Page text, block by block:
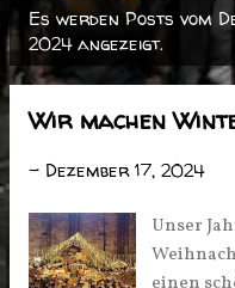
P
o
Es werden Posts vom
2024 angezeigt.
Wir machen
- Dezember 17, 2024
Unser